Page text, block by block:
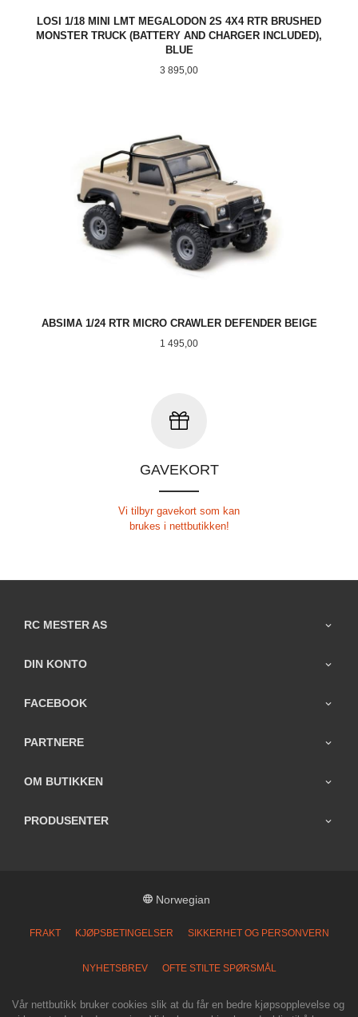
LOSI 1/18 MINI LMT MEGALODON 2S 4X4 RTR BRUSHED
MONSTER TRUCK (BATTERY AND CHARGER INCLUDED),
BLUE
Pris
3 895,00
ABSIMA 1/24 RTR MICRO CRAWLER DEFENDER BEIGE
Pris
1 495,00
GAVEKORT
Vi tilbyr gavekort som kan
brukes i nettbutikken!
RC MESTER AS
DIN KONTO
FACEBOOK
PARTNERE
OM BUTIKKEN
PRODUSENTER
Norwegian
FRAKT KJØPSBETINGELSER SIKKERHET OG PERSONVERN
NYHETSBREV OFTE STILTE SPØRSMÅL
Vår nettbutikk bruker cookies slik at du får en bedre kjøpsopplevelse og